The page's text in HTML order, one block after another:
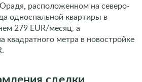
расположенном на северо-
односпальной квартиры в
279 EUR/месяц, а
квадратного метра в новостройке
сделки